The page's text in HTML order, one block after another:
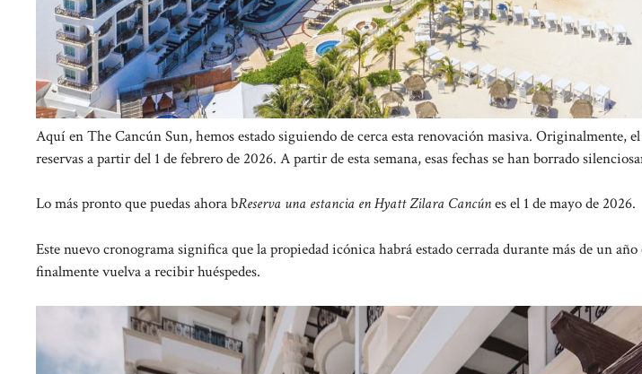
Aquí en The Cancún Sun, hemos estado siguiendo de cerca esta renovación masiva. Originalmente,
reservas a partir del 1 de febrero de 2026. A partir de esta semana, esas fechas se han borrado
Lo más pronto que puedas ahora bReserva una estancia en Hyatt Zilara Cancúnes el 1 de mayo de 2026.
Este nuevo cronograma significa que la propiedad icónica habrá estado cerrada durante más de un año
finalmente vuelva a recibir huéspedes.